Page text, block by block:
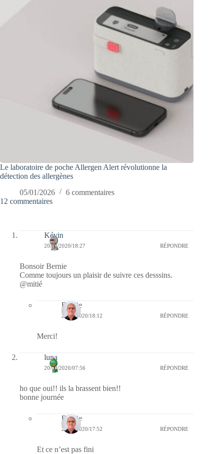
Le laboratoire de poche Allergen Alert révolutionne la
détection des allergènes
05/01/2026
6 commentaires
12 commentaires
Kévin
20/09/2020/18:27 RÉPONDRE
Bonsoir Bernie
Comme toujours un plaisir de suivre ces desssins.
@mitié
Bernie
21/09/2020/18:12 RÉPONDRE
Merci!
luna
20/09/2020/07:56 RÉPONDRE
ho que oui!! ils la brassent bien!!
bonne journée
Bernie
20/09/2020/17:52 RÉPONDRE
Et ce n’est pas fini